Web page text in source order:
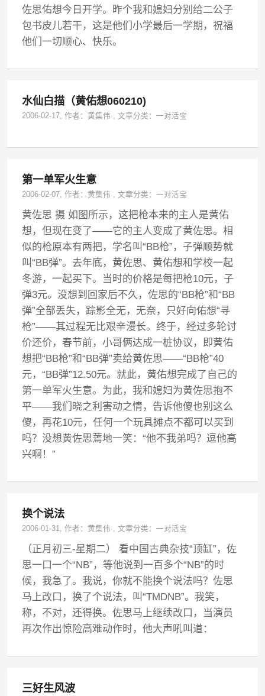
佐思佑想今日开学。昨个我和媳妇分别给二公子
包书皮儿若干，这是他们小学最后一学期，祝福
他们一切顺心、快乐。
水仙白描（黄佑想060210)
2006-02-17, 作者：黄集伟 ,文章分类：一对活宝
第一单军火生意
2006-02-07, 作者：黄集伟 ,文章分类：一对活宝
黄佐思 摄 如图所示，这把枪本来的主人是黄佑
想，但现在变了——它的主人变成了黄佐思。相
似的枪原本有两把，学名叫“BB枪”，子弹顺势就
叫“BB弹”。去年底，黄佐思、黄佑想和学校一起
冬游，一起买下。当时的价格是每把枪10元，子
弹3元。没想到回家后不久，佐思的“BB枪”和“BB
弹”全部丢失，踪影全无，无奈，只好向佑想“寻
枪”——其过程无比艰辛漫长。终于，经过多轮讨
价还价，春节前，小哥俩达成一桩协议，即黄佑
想把“BB枪”和“BB弹”卖给黄佐思——“BB枪”40
元，“BB弹”12.50元。就此，黄佑想完成了自己的
第一单军火生意。为此，我和媳妇为黄佐思抱不
平——我们晓之利害动之情，告诉他傻也别这么
傻，再花10元，任何一个玩具摊点不都可以买到
吗？没想黄佐思蔫地一笑：“他不我弟吗？逗他高
兴啊！”
换个说法
2006-01-31, 作者：黄集伟 ,文章分类：一对活宝
（正月初三-星期二） 看中国古典杂技“顶缸”，佐
思一口一个“NB”，等他说到一百多个“NB”的时
候，我急了。我说，你就不能换个说法吗？佐思
马上改口，换了个说法，叫“TMDNB”。我笑，
称，不对，还得换。佐思马上继续改口，当演员
再次作出惊险高难动作时，他大声吼叫道：
三好生风波